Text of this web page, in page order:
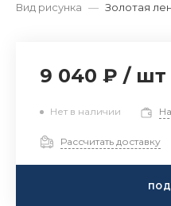
Вид рисунка — Золотая
9 040 ₽ / шт
Нет в наличии
Рассчитать доставку